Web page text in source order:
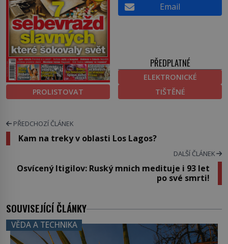
PROLISTOVAT
Email
PŘEDPLATNÉ
ELEKTRONICKÉ
TIŠTĚNÉ
PŘEDCHOZÍ ČLÁNEK
Kam na treky v oblasti Los Lagos?
DALŠÍ ČLÁNEK
Osvícený Itigilov: Ruský mnich medituje i 93 let
po své smrti!
SOUVISEJÍCÍ ČLÁNKY
VĚDA A TECHNIKA